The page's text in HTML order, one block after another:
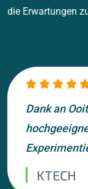
die Erwartungen
Dank an
KTECH